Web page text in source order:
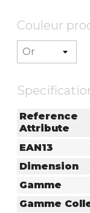
Couleur
Reference
Attribute
EAN13
Dimension
Gamme
Gamme